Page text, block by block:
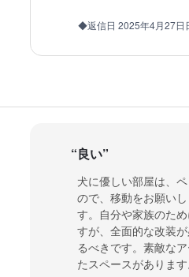
◆返信日 2025年4月27
“良い”
犬に優しい部屋は、
ので、移動をお願い
す。自分や家族のた
すが、全面的な改装
るべきです。素敵な
たスペースがあります